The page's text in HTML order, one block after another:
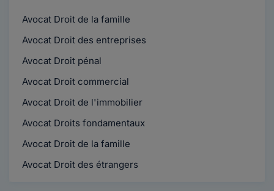
Avocat Droit de la famille
Avocat Droit des entreprises
Avocat Droit pénal
Avocat Droit commercial
Avocat Droit de l'immobilier
Avocat Droits fondamentaux
Avocat Droit de la famille
Avocat Droit des étrangers